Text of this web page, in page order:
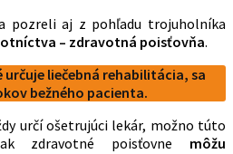
pozreli aj z pohľadu trojuholníka
– zdravotná poisťovňa.
liečebná rehabilitácia, sa
bežného pacienta.
určí ošetrujúci lekár, možno túto
zdravotné poisťovne môžu